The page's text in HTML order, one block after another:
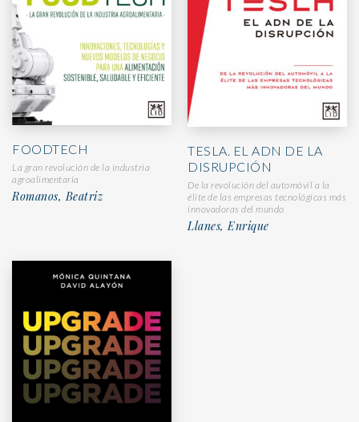
FOODTECH
La gran revolución de la industria
agroalimentaria
Romanos, Beatriz
TESLA. EL ADN DE LA
DISRUPCIÓN
De la revolución del automóvil a la
élite de las empresas tecnológicas más
innovadoras del mundo
Llanes, Enrique